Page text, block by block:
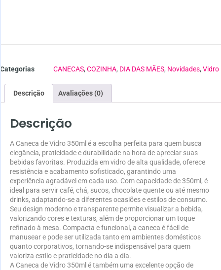
Categorias CANECAS, COZINHA, DIA DAS MÃES, Novidades, Vidro
Descrição Avaliações (0)
Descrição
A Caneca de Vidro 350ml é a escolha perfeita para quem busca
elegância, praticidade e durabilidade na hora de apreciar suas
bebidas favoritas. Produzida em vidro de alta qualidade, oferece
resistência e acabamento sofisticado, garantindo uma
experiência agradável em cada uso. Com capacidade de 350ml, é
ideal para servir café, chá, sucos, chocolate quente ou até mesmo
drinks, adaptando-se a diferentes ocasiões e estilos de consumo.
Seu design moderno e transparente permite visualizar a bebida,
valorizando cores e texturas, além de proporcionar um toque
refinado à mesa. Compacta e funcional, a caneca é fácil de
manusear e pode ser utilizada tanto em ambientes domésticos
quanto corporativos, tornando-se indispensável para quem
valoriza estilo e praticidade no dia a dia.
A Caneca de Vidro 350ml é também uma excelente opção de